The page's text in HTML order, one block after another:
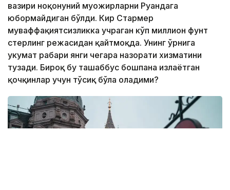
вазири ноқонуний муҳожирларни Руандага
юбормайдиган бўлди. Кир Стармер
муваффақиятсизликка учраган кўп миллион фунт
стерлинг режасидан қайтмоқда. Унинг ўрнига
ҳукумат раҳбари янги чегара назорати хизматини
тузади. Бироқ бу ташаббус бошпана излаётган
қочқинлар учун тўсиқ бўла оладими?